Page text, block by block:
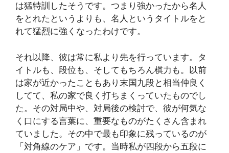
は猛特訓したそうです。つまり強かったから名人
をとれたというよりも、名人というタイトルをと
れて猛烈に強くなったわけです。
それ以降、彼は常に私より先を行っています。タ
イトルも、段位も、そしてもちろん棋力も。以前
は家が近かったこともあり末国九段と相当仲良く
してて、私の家で良く打ちまくっていたものでし
た。その対局中や、対局後の検討で、彼が何気な
く口にする言葉に、重要なものがたくさん含まれ
ていました。その中で最も印象に残っているのが
「対角線のケア」です。当時私が四段から五段に